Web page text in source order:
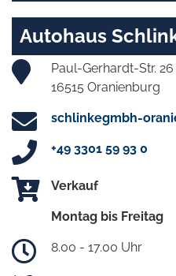
Autohaus
Paul-Gerhardt-Str. 26
16515 Oranienburg
schlinkegmbh-
+49 3301 59 93 0
Verkauf
Montag bis Freitag
8.00 - 17.00 Uhr